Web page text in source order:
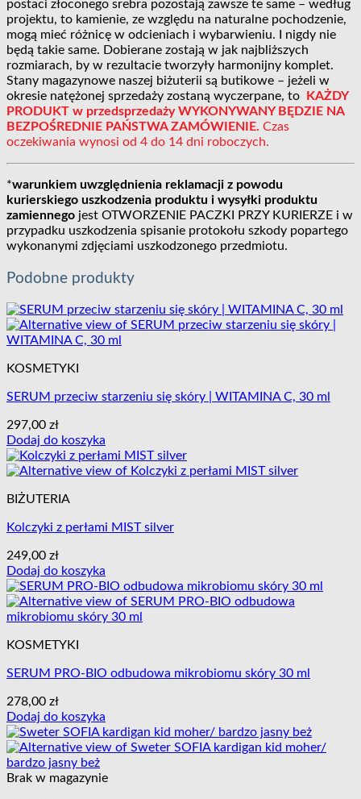
postaci złoconego srebra pozostają zawsze te same – według
projektu, to kamienie, ze względu na naturalne pochodzenie,
mogą mieć różnicę w odcieniach i wybarwieniu. I nigdy nie
będą takie same. Dobierane zostają w jak najbliższych
rozmiarach, by w rezultacie tworzyły harmonijny komplet.
Stany magazynowe naszej biżuterii są butikowe – jeżeli w
okresie natężonej sprzedaży zostaną wyczerpane, to
KAŻDY
PRODUKT w przedsprzedaży WYKONYWANY BĘDZIE NA
BEZPOŚREDNIE PAŃSTWA ZAMÓWIENIE. Czas
oczekiwania wynosi od 4 do 14 dni roboczych.
*warunkiem uwzględnienia reklamacji z powodu
kurierskiego uszkodzenia produktu i wysyłki produktu
zamiennego jest OTWORZENIE PACZKI PRZY KURIERZE i w
przypadku uszkodzenia spisanie protokołu szkody popartego
wykonanymi zdjęciami uszkodzonego przedmiotu.
Podobne produkty
KOSMETYKI
SERUM przeciw starzeniu się skóry | WITAMINA C, 30 ml
297,00 zł
Dodaj do koszyka
BIŻUTERIA
Kolczyki z perłami MIST silver
249,00 zł
Dodaj do koszyka
KOSMETYKI
SERUM PRO-BIO odbudowa mikrobiomu skóry 30 ml
278,00 zł
Dodaj do koszyka
Brak w magazynie